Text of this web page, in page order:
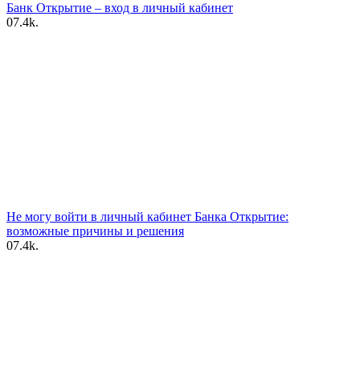
Банк Открытие – вход в личный кабинет
07.4k.
Не могу войти в личный кабинет Банка Открытие:
возможные причины и решения
07.4k.